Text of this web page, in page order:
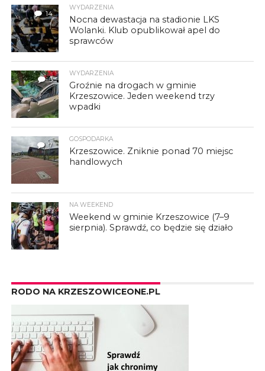
14
WYDARZENIA
Nocna dewastacja na stadionie LKS
Wolanki. Klub opublikował apel do
sprawców
3
WYDARZENIA
Groźnie na drogach w gminie
Krzeszowice. Jeden weekend trzy
wpadki
7
GOSPODARKA
Krzeszowice. Zniknie ponad 70 miejsc
handlowych
NA WEEKEND
Weekend w gminie Krzeszowice (7–9
sierpnia). Sprawdź, co będzie się działo
RODO NA KRZESZOWICEONE.PL